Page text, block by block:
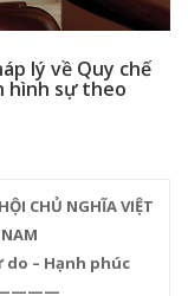
lý về Quy chế
hình sự theo
CHỦ NGHĨA VIỆT
NAM
do – Hạnh phúc